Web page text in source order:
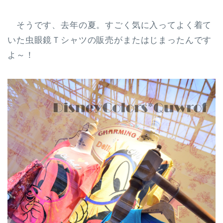
そうです、去年の夏。すごく気に入ってよく着て
いた虫眼鏡Ｔシャツの販売がまたはじまったんです
よ～！